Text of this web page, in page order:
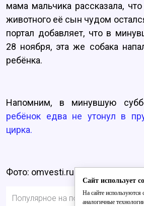
мама мальчика рассказала,
животного её сын чудом
портал добавляет, что в
28 ноября, эта же собака
ребёнка.
Напомним, в минувшую
ребёнок едва не утонул в
цирка.
Фото: omvesti.ru
Популярное на портале
Сайт использует
На сайте
аналогичные